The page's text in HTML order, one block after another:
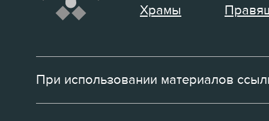
Храмы
При использовании материалов